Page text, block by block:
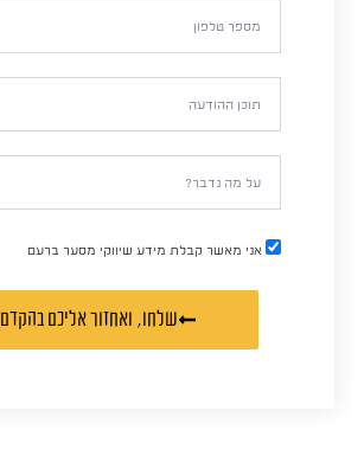
אני מאשר קבלת מידע שיווקי מסער ברעם
שלחו, ואחזור אליכם בהקדם